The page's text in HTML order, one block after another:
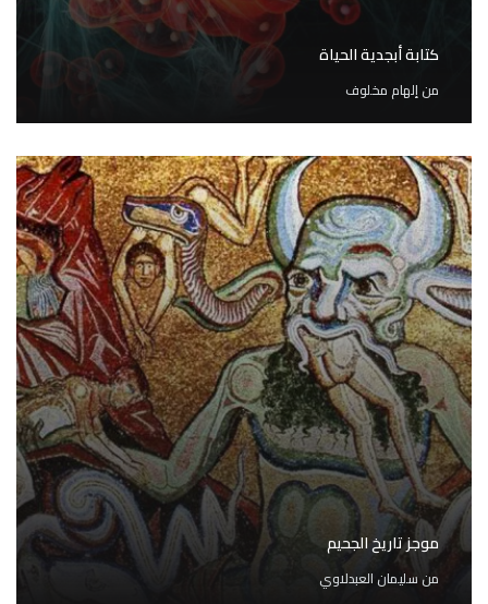
كتابة أبجدية الحياة
منإلهام مخلوف
موجز تاريخ الجحيم
من سليمان العبدلاوي